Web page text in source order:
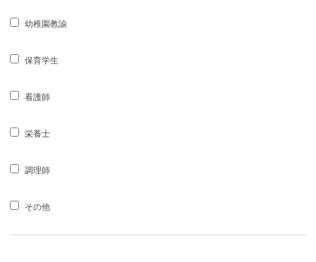
幼稚園教諭
保育学生
看護師
栄養士
調理師
その他